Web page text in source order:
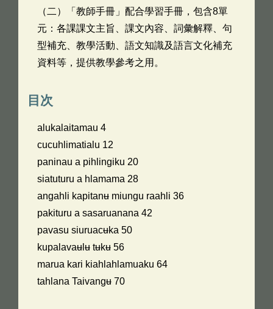
（二）「教師手冊」配合學習手冊，包含8單
元：各課課文主旨、課文內容、詞彙解釋、句
型補充、教學活動、語文知識及語言文化補充
資料等，提供教學參考之用。
目次
alukalaitamau 4
cucuhlimatialu 12
paninau a pihlingiku 20
siatuturu a hlamama 28
angahli kapitanʉ miungu raahli 36
pakituru a sasaruanana 42
pavasu siuruacʉka 50
kupalavaʉlʉ tʉkʉ 56
marua kari kiahlahlamuaku 64
tahlana Taivangʉ 70